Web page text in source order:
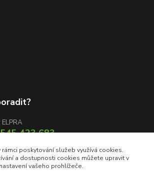
423 683
rámci poskytování služeb využívá cookies.
a dostupnosti cookies můžete upravit v
nastavení vašeho prohlížeče.